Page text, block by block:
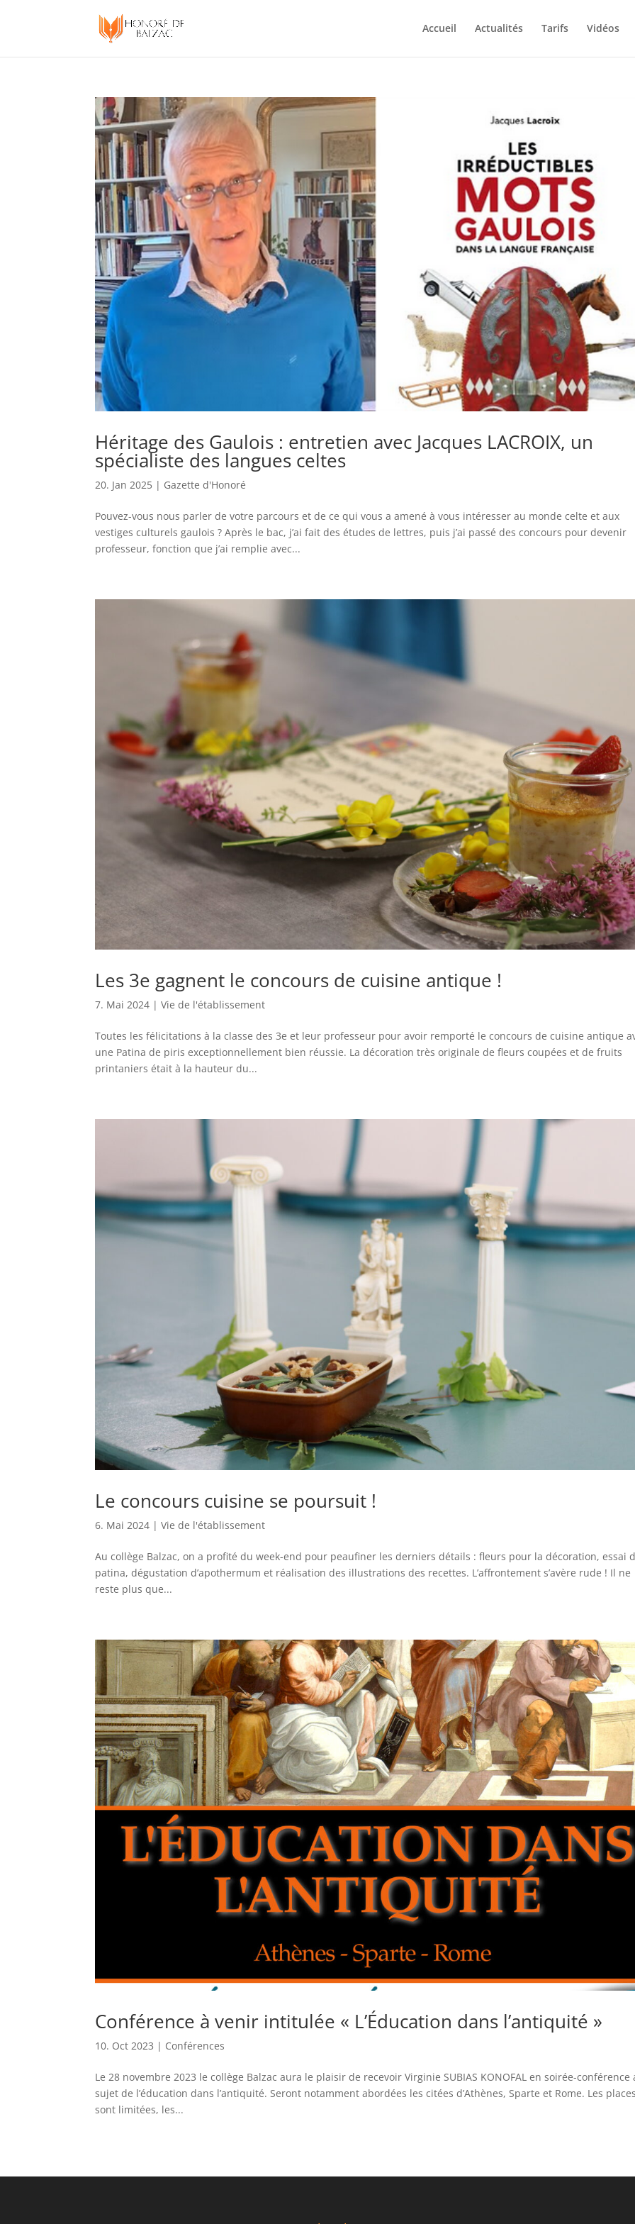
Accueil Actualités Tarifs Vidéos
Héritage des Gaulois : entretien avec Jacques LACROIX, un
spécialiste des langues celtes
20. Jan 2025 | Gazette d'Honoré
Pouvez-vous nous parler de votre parcours et de ce qui vous a amené à vous intéresser au monde celte et aux
vestiges culturels gaulois ? Après le bac, j’ai fait des études de lettres, puis j’ai passé des concours pour devenir
professeur, fonction que j’ai remplie avec...
Les 3e gagnent le concours de cuisine antique !
7. Mai 2024 |Vie de l'établissement
Toutes les félicitations à la classe des 3e et leur professeur pour avoir remporté le concours de cuisine antique
une Patina de piris exceptionnellement bien réussie. La décoration très originale de fleurs coupées et de fruits
printaniers était à la hauteur du...
Le concours cuisine se poursuit !
6. Mai 2024 |Vie de l'établissement
Au collège Balzac, on a profité du week-end pour peaufiner les derniers détails : fleurs pour la décoration, essai
patina, dégustation d’apothermum et réalisation des illustrations des recettes. L’affrontement s’avère rude ! Il ne
reste plus que...
Conférence à venir intitulée « L’Éducation dans l’antiquité »
10. Oct 2023 | Conférences
Le 28 novembre 2023 le collège Balzac aura le plaisir de recevoir Virginie SUBIAS KONOFAL en soirée-conférence
sujet de l’éducation dans l’antiquité. Seront notamment abordées les citées d’Athènes, Sparte et Rome. Les
sont limitées, les...